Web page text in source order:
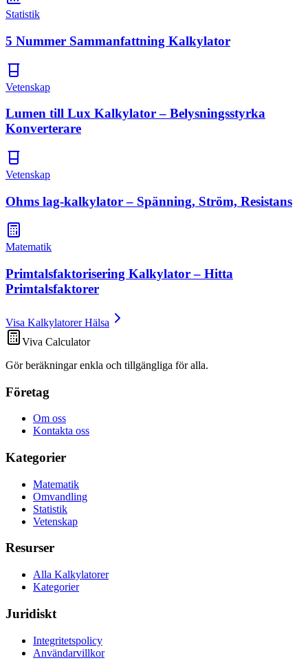
Statistik
5 Nummer Sammanfattning Kalkylator
Vetenskap
Lumen till Lux Kalkylator – Belysningsstyrka
Konverterare
Vetenskap
Ohms lag-kalkylator – Spänning, Ström, Resistans
Matematik
Primtalsfaktorisering Kalkylator – Hitta
Primtalsfaktorer
Visa Kalkylatorer Hälsa
Viva Calculator
Gör beräkningar enkla och tillgängliga för alla.
Företag
Om oss
Kontakta oss
Kategorier
Matematik
Omvandling
Statistik
Vetenskap
Resurser
Alla Kalkylatorer
Kategorier
Juridiskt
Integritetspolicy
Användarvillkor